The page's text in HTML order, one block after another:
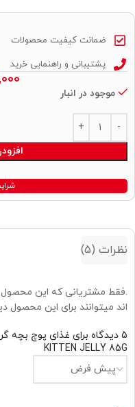
ضمانت کیفیت محصولات
پشتیبانی و راهنمایی خرید
موجود در انبار
Alternative:
نظرات (5)
5 دیدگاه برای
KITTEN JELLY 85G
.فقط مشتریانی که این محصول
اند میتوانند برای این محصول